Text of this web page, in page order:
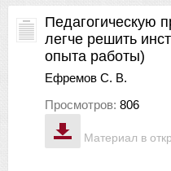
Материал в
Педагогическую
легче решить
опыта работы)
Ефремов С. В.
Просмотров: 806